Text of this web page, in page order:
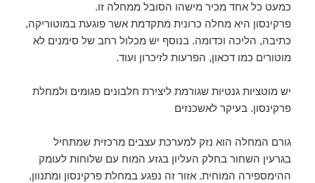
כמעט כל אחד מכיר מישהו הסובל ממחלה זו.
פרקינסון היא מחלה כרונית מתקדמת אשר פוגעת במוטוריקה,
כתיבה, הליכה וכדומה. בנוסף יש מכלול רחב של סימנים לא
מוטורים כמו דכאון, הפרעות לזיכרון ועוד.
יש מוטציות גנטיות שגורמת ליצירת חלבונים פגומים ולמחלת
פרקינסון. בעיקר לאשכנזים
גורם המחלה הוא נזק למערכת עצבים מרכזית שמתחיל
בגרעין השחור בחלק העליון בגזע המוח עם שלוחות לעומק
ההימספירה המוחית. אזור זה נפגע במחלת פרקינסון ומתנוון,